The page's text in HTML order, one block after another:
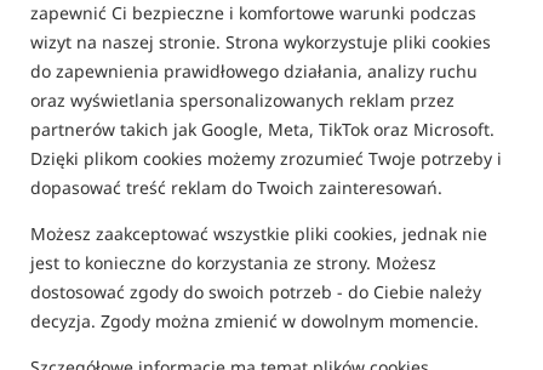
zapewnić Ci bezpieczne i komfortowe warunki podczas
wizyt na naszej stronie. Strona wykorzystuje pliki cookies
do zapewnienia prawidłowego działania, analizy ruchu
oraz wyświetlania spersonalizowanych reklam przez
partnerów takich jak Google, Meta, TikTok oraz Microsoft.
Dzięki plikom cookies możemy zrozumieć Twoje potrzeby i
dopasować treść reklam do Twoich zainteresowań.
Możesz zaakceptować wszystkie pliki cookies, jednak nie
jest to konieczne do korzystania ze strony. Możesz
dostosować zgody do swoich potrzeb - do Ciebie należy
decyzja. Zgody można zmienić w dowolnym momencie.